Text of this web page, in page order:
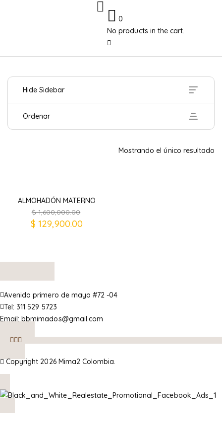
0
No products in the cart.
Hide Sidebar
Ordenar
Mostrando el único resultado
ALMOHADÓN MATERNO
$1,600,000.00
$ 129,900.00
Avenida primero de mayo #72 -04
Tel: 311 529 5723
Email: bbmimados@gmail.com
Copyright 2026 Mima2 Colombia.